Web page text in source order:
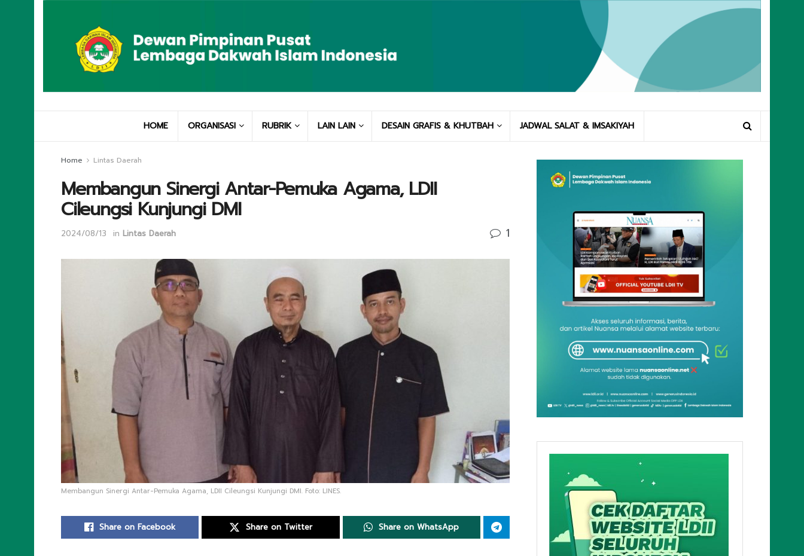
HOME ORGANISASI RUBRIK LAIN LAIN DESAIN GRAFIS & KHUTBAH JADWAL SALAT & IMSAKIYAH
Home Lintas Daerah
Membangun Sinergi Antar-Pemuka Agama, LDII
Cileungsi Kunjungi DMI
2024/08/13 in Lintas Daerah 1
Membangun Sinergi Antar-Pemuka Agama, LDII Cileungsi Kunjungi DMI. Foto: LINES.
Share on Facebook Share on Twitter Share on WhatsApp